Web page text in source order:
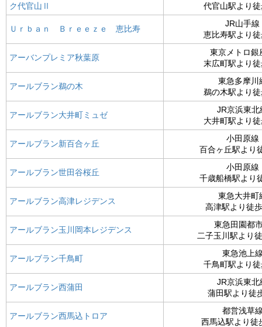
ク代官山Ⅱ
代官山駅より
Ｕｒｂａｎ Ｂｒｅｅｚｅ 恵比寿
JR山手線
恵比寿駅より
アーバンプレミア秋葉原
東京メトロ銀
末広町駅より
アールブラン鵜の木
東急多摩川
鵜の木駅より
アールブラン大井町ミュゼ
JR京浜東北
大井町駅より
アールブラン新百合ヶ丘
小田原線
百合ヶ丘駅より
アールブラン世田谷桜丘
小田原線
千歳船橋駅より
アールブラン高津レジデンス
東急大井町
高津駅より徒
アールブラン玉川岡本レジデンス
東急田園都
二子玉川駅より
アールブラン千鳥町
東急池上
千鳥町駅より
アールブラン西蒲田
JR京浜東北
蒲田駅より徒
アールブラン西馬込トロア
都営浅草
西馬込駅より徒